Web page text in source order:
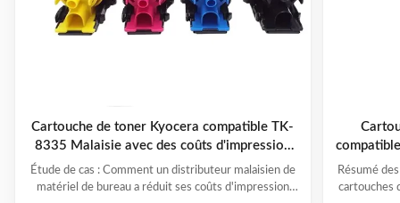
Cartouche de toner Kyocera compatible TK-
8335 Malaisie avec des coûts d'impression
globaux inférieurs
Étude de cas : Comment un distributeur malaisien de
matériel de bureau a réduit ses coûts d'impression
Résumé
cartouches